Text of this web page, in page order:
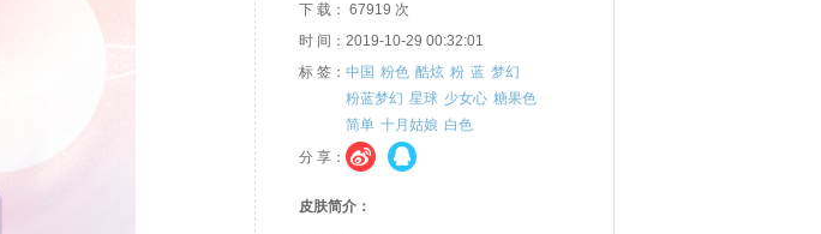
下 载： 67919 次
时 间：2019-10-29 00:32:01
标 签： 中国 粉色 酷炫 粉 蓝 梦幻
粉蓝梦幻 星球 少女心 糖果色
简单 十月姑娘 白色
分 享：
皮肤简介：